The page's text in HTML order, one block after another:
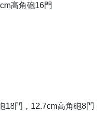
高角砲16門
18門，12.7cm高角砲8門